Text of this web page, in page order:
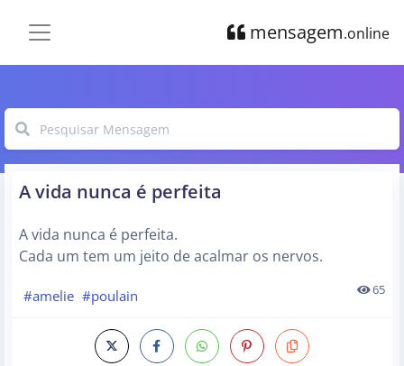
mensagem.online
A vida nunca é perfeita
A vida nunca é perfeita.
Cada um tem um jeito de acalmar os nervos.
#amelie #poulain 65